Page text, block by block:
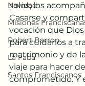
Navidad
Misiones
Robert Barron
La Faba
Santos Franciscanos
solos; los
Casarse y
vocación que
para cuidarlos a
matrimonio y de
viaje para hacer
comprometido. Y